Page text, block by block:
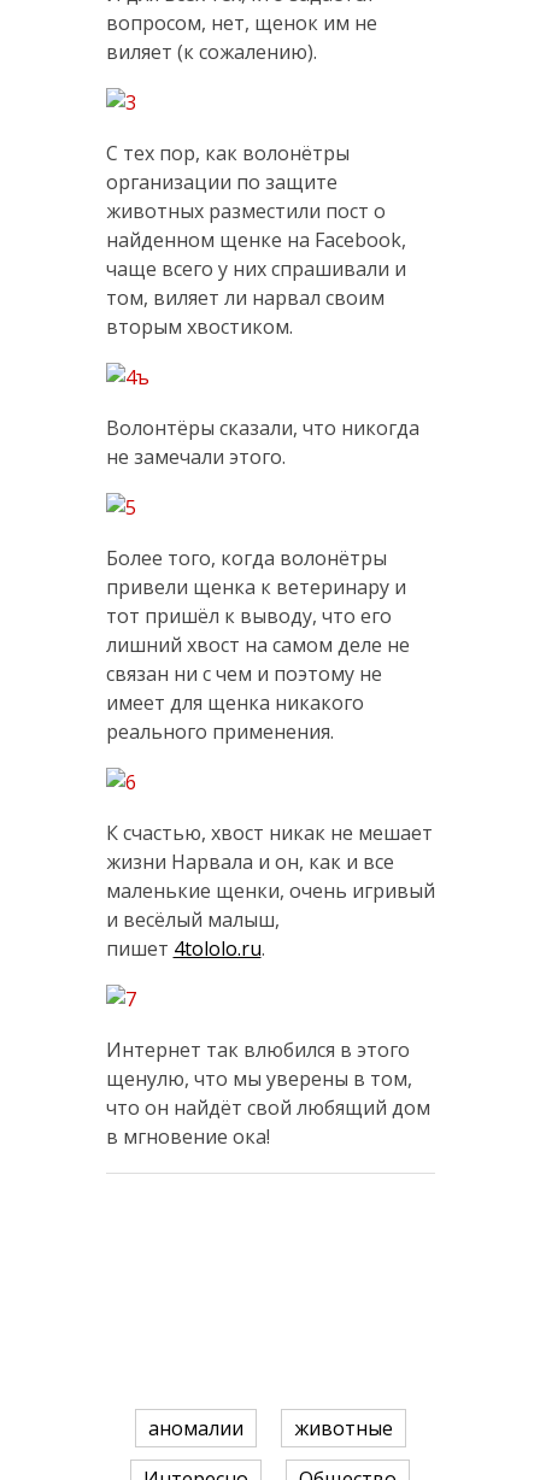
вопросом, нет, щенок им не
виляет (к сожалению).
С тех пор, как волонётры
организации по защите
животных разместили пост о
найденном щенке на Facebook,
чаще всего у них спрашивали и
том, виляет ли нарвал своим
вторым хвостиком.
Волонтёры сказали, что никогда
не замечали этого.
Более того, когда волонётры
привели щенка к ветеринару и
тот пришёл к выводу, что его
лишний хвост на самом деле не
связан ни с чем и поэтому не
имеет для щенка никакого
реального применения.
К счастью, хвост никак не мешает
жизни Нарвала и он, как и все
маленькие щенки, очень игривый
и весёлый малыш,
пишет 4tololo.ru.
Интернет так влюбился в этого
щенулю, что мы уверены в том,
что он найдёт свой любящий дом
в мгновение ока!
аномалии
животные